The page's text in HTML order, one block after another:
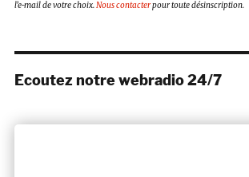
l’e-mail de votre choix.Nous contacterpour toute désinscription.
Ecoutez notre webradio 24/7